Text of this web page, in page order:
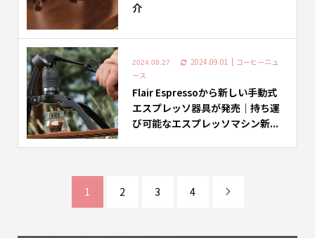
介
2024.08.27 2024.09.01
コーヒーニュ
ース
Flair Espressoから新しい手動式
エスプレッソ器具が発売｜持ち運
び可能なエスプレッソマシン新...
1 2 3 4 